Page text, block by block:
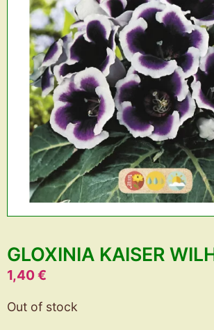
GLOXINIA KAISER
1,40€
Out of stock